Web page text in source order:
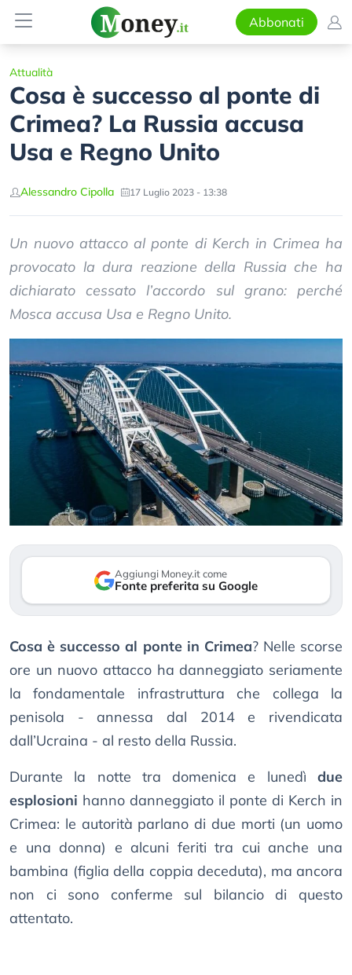
Abbonati
Attualità
Cosa è successo al ponte di
Crimea? La Russia accusa
Usa e Regno Unito
Alessandro Cipolla 17 Luglio 2023 - 13:38
Un nuovo attacco al ponte di Kerch in Crimea ha
provocato la dura reazione della Russia che ha
dichiarato cessato l’accordo sul grano: perché
Mosca accusa Usa e Regno Unito.
Aggiungi Money.it come
Fonte preferita su Google
Cosa è successo al ponte in Crimea? Nelle scorse
ore un nuovo attacco ha danneggiato seriamente
la fondamentale infrastruttura che collega la
penisola - annessa dal 2014 e rivendicata
dall’Ucraina - al resto della Russia.
Durante la notte tra domenica e lunedì due
esplosioni hanno danneggiato il ponte di Kerch in
Crimea: le autorità parlano di due morti (un uomo
e una donna) e alcuni feriti tra cui anche una
bambina (figlia della coppia deceduta), ma ancora
non ci sono conferme sul bilancio di questo
attentato.